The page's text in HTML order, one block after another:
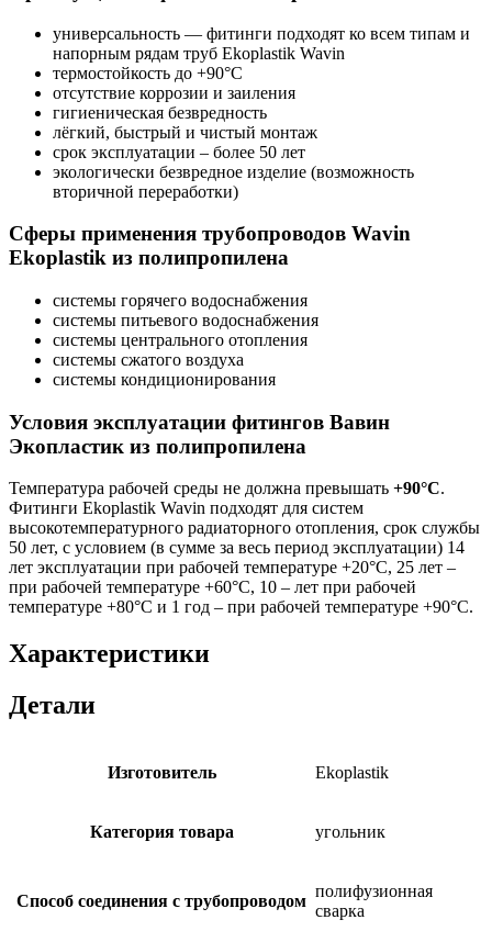
универсальность — фитинги подходят ко всем типам и
напорным рядам труб Ekoplastik Wavin
термостойкость до +90°C
отсутствие коррозии и заиления
гигиеническая безвредность
лёгкий, быстрый и чистый монтаж
срок эксплуатации – более 50 лет
экологически безвредное изделие (возможность
вторичной переработки)
Сферы применения трубопроводов Wavin
Ekoplastik из полипропилена
системы горячего водоснабжения
системы питьевого водоснабжения
системы центрального отопления
системы сжатого воздуха
системы кондиционирования
Условия эксплуатации фитингов Вавин
Экопластик из полипропилена
Температура рабочей среды не должна превышать +90°C.
Фитинги Ekoplastik Wavin подходят для систем
высокотемпературного радиаторного отопления, срок службы
50 лет, с условием (в сумме за весь период эксплуатации) 14
лет эксплуатации при рабочей температуре +20°С, 25 лет –
при рабочей температуре +60°С, 10 – лет при рабочей
температуре +80°С и 1 год – при рабочей температуре +90°С.
Характеристики
Детали
Изготовитель Ekoplastik
Категория товара угольник
Способ соединения с трубопроводом
полифузионная
сварка